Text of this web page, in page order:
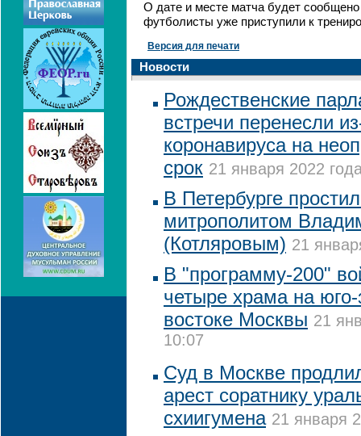
О дате и месте матча будет
футболисты уже приступили к
Версия для печати
Новости
Рождественские
встречи перенесли
коронавируса на
срок 21 января 2022
В Петербурге
митрополитом
(Котляровым) 21
В "программу-200"
четыре храма на
востоке Москвы 21
10:07
Суд в Москве
арест соратнику
схиигумена 21 января